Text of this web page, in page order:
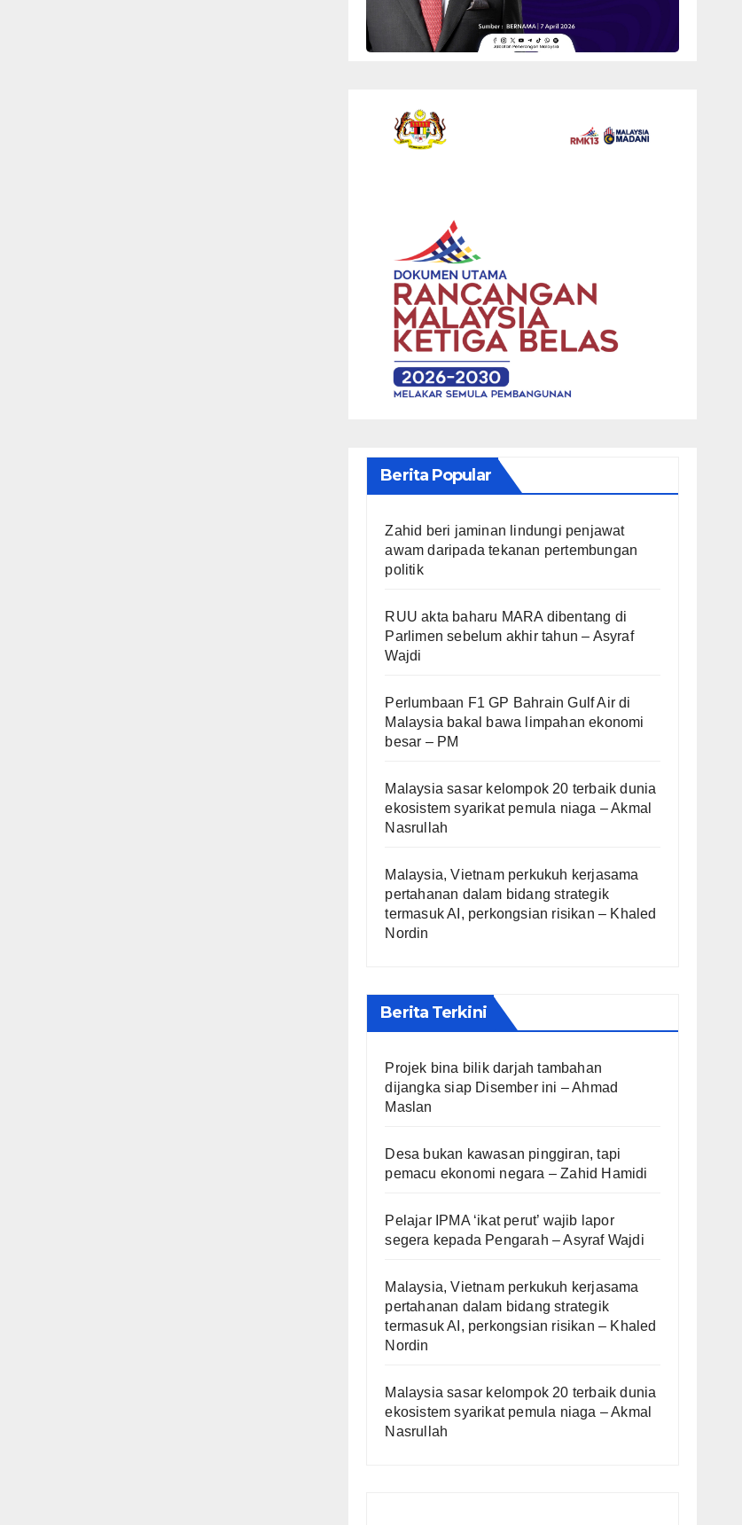
Berita Popular
Zahid beri jaminan lindungi penjawat
awam daripada tekanan pertembungan
politik
RUU akta baharu MARA dibentang di
Parlimen sebelum akhir tahun – Asyraf
Wajdi
Perlumbaan F1 GP Bahrain Gulf Air di
Malaysia bakal bawa limpahan ekonomi
besar – PM
Malaysia sasar kelompok 20 terbaik dunia
ekosistem syarikat pemula niaga – Akmal
Nasrullah
Malaysia, Vietnam perkukuh kerjasama
pertahanan dalam bidang strategik
termasuk AI, perkongsian risikan – Khaled
Nordin
Berita Terkini
Projek bina bilik darjah tambahan
dijangka siap Disember ini – Ahmad
Maslan
Desa bukan kawasan pinggiran, tapi
pemacu ekonomi negara – Zahid Hamidi
Pelajar IPMA ‘ikat perut’ wajib lapor
segera kepada Pengarah – Asyraf Wajdi
Malaysia, Vietnam perkukuh kerjasama
pertahanan dalam bidang strategik
termasuk AI, perkongsian risikan – Khaled
Nordin
Malaysia sasar kelompok 20 terbaik dunia
ekosistem syarikat pemula niaga – Akmal
Nasrullah